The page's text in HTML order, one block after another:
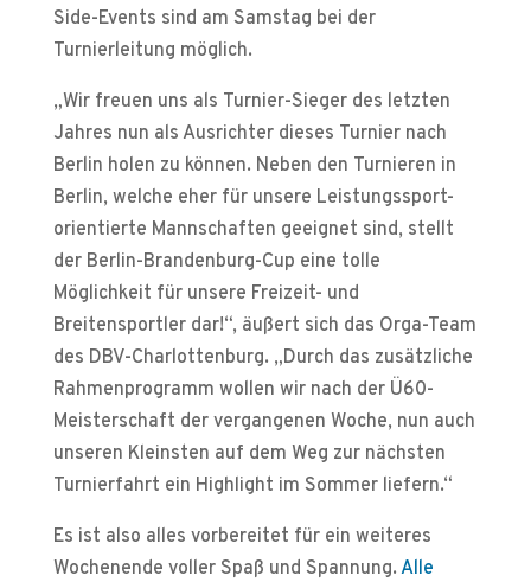
Side-Events sind am Samstag bei der
Turnierleitung möglich.
„Wir freuen uns als Turnier-Sieger des letzten
Jahres nun als Ausrichter dieses Turnier nach
Berlin holen zu können. Neben den Turnieren in
Berlin, welche eher für unsere Leistungssport-
orientierte Mannschaften geeignet sind, stellt
der Berlin-Brandenburg-Cup eine tolle
Möglichkeit für unsere Freizeit- und
Breitensportler dar!“, äußert sich das Orga-Team
des DBV-Charlottenburg. „Durch das zusätzliche
Rahmenprogramm wollen wir nach der Ü60-
Meisterschaft der vergangenen Woche, nun auch
unseren Kleinsten auf dem Weg zur nächsten
Turnierfahrt ein Highlight im Sommer liefern.“
Es ist also alles vorbereitet für ein weiteres
Wochenende voller Spaß und Spannung. Alle